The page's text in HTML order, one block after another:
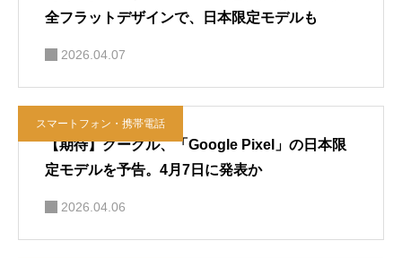
全フラットデザインで、日本限定モデルも
2026.04.07
スマートフォン・携帯電話
【期待】グーグル、「Google Pixel」の日本限
定モデルを予告。4月7日に発表か
2026.04.06